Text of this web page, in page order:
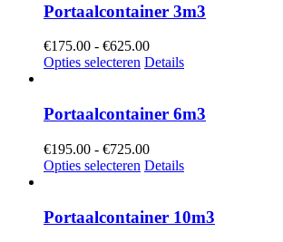
Portaalcontainer 3m3
€175.00 - €625.00Prijsklasse:
€175.00
Opties selecteren Details
Portaalcontainer 6m3
€195.00 - €725.00Prijsklasse:
€195.00
Opties selecteren Details
Portaalcontainer 10m3